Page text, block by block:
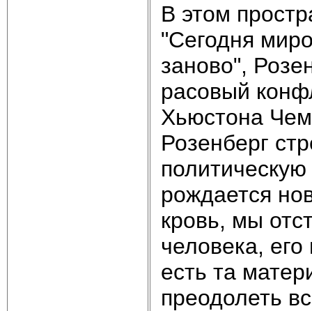
В этом
"Сегодня
заново",
расовый
Хьюстона
Розенберг
рождается
кровь, мы
человека,
есть та
преодолеть